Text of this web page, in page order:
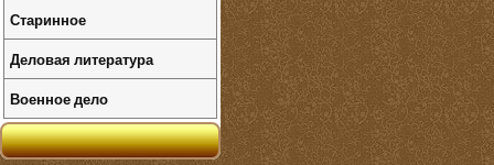
Старинное
Деловая литература
Военное дело